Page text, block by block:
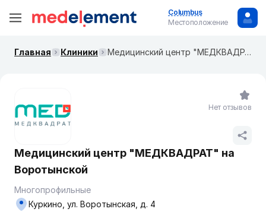
Columbus
Местоположение
Главная Клиники Медицинский центр "МЕДКВАДРАТ" на Воротынской
Медицинский центр "МЕДКВАДРАТ" на
Воротынской
Многопрофильные
Куркино, ул. Воротынская, д. 4
Нет отзывов